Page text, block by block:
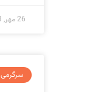
26 مهر, 1403
سرگرمی